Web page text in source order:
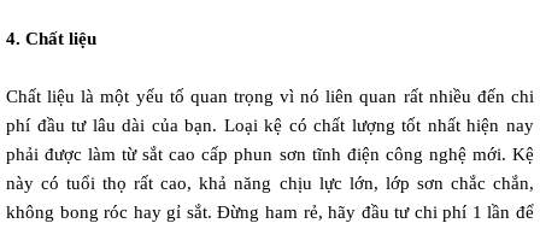
4. Chất liệu
Chất liệu là một yếu tố quan trọng vì nó liên quan rất nhiều đến chi
phí đầu tư lâu dài của bạn. Loại kệ có chất lượng tốt nhất hiện nay
phải được làm từ sắt cao cấp phun sơn tĩnh điện công nghệ mới. Kệ
này có tuổi thọ rất cao, khả năng chịu lực lớn, lớp sơn chắc chắn,
không bong róc hay gỉ sắt. Đừng ham rẻ, hãy đầu tư chi phí 1 lần để